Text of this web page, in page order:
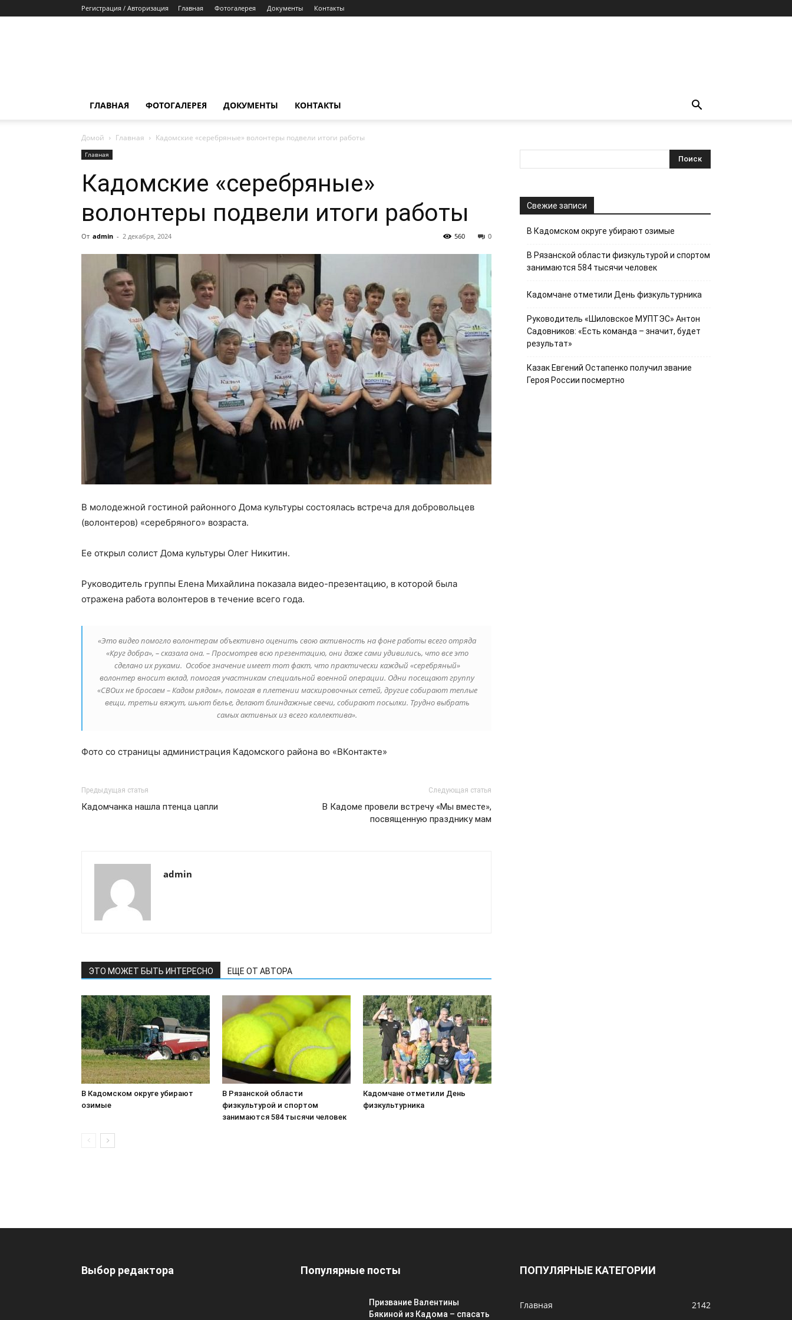
Регистрация / Авторизация Главная Фотогалерея Документы Контакты
ГЛАВНАЯ ФОТОГАЛЕРЕЯ ДОКУМЕНТЫ КОНТАКТЫ
Домой Главная Кадомские «серебряные» волонтеры подвели итоги работы
Главная
Кадомские «серебряные»
волонтеры подвели итоги работы
От admin - 2 декабря, 2024 0
560
В молодежной гостиной районного Дома культуры состоялась встреча для добровольцев
(волонтеров) «серебряного» возраста.
Ее открыл солист Дома культуры Олег Никитин.
Руководитель группы Елена Михайлина показала видео-презентацию, в которой была
отражена работа волонтеров в течение всего года.
«Это видео помогло волонтерам объективно оценить свою активность на фоне работы всего отряда
«Круг добра», – сказала она. – Просмотрев всю презентацию, они даже сами удивились, что все это
сделано их руками. Особое значение имеет тот факт, что практически каждый «серебряный»
волонтер вносит вклад, помогая участникам специальной военной операции. Одни посещают группу
«СВОих не бросаем – Кадом рядом», помогая в плетении маскировочных сетей, другие собирают теплые
вещи, третьи вяжут, шьют белье, делают блиндажные свечи, собирают посылки. Трудно выбрать
самых активных из всего коллектива».
Фото со страницы администрация Кадомского района во «ВКонтакте»
Предыдущая статья
Кадомчанка нашла птенца цапли
Следующая статья
В Кадоме провели встречу «Мы вместе»,
посвященную празднику мам
admin
ЭТО МОЖЕТ БЫТЬ ИНТЕРЕСНО ЕЩЕ ОТ АВТОРА
В Кадомском округе убирают
озимые
В Рязанской области
физкультурой и спортом
занимаются 584 тысячи человек
Кадомчане отметили День
физкультурника
Свежие записи
В Кадомском округе убирают озимые
В Рязанской области физкультурой и спортом
занимаются 584 тысячи человек
Кадомчане отметили День физкультурника
Руководитель «Шиловское МУПТЭС» Антон
Садовников: «Есть команда – значит, будет
результат»
Казак Евгений Остапенко получил звание
Героя России посмертно
Выбор редактора Популярные посты
Призвание Валентины
Бякиной из Кадома – спасать
ПОПУЛЯРНЫЕ КАТЕГОРИИ
Главная 2142